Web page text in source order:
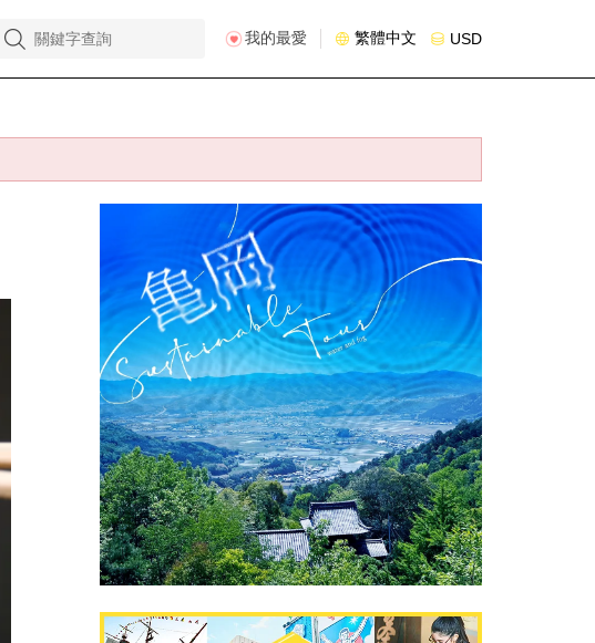
我的最愛 繁體中文 USD